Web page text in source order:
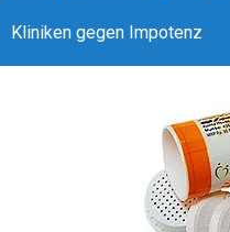
Kliniken gegen Impotenz